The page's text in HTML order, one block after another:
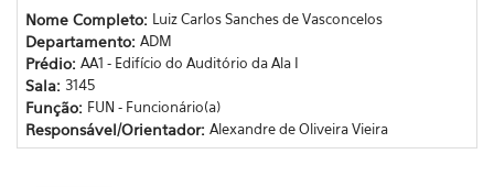
Nome Completo: Luiz Carlos Sanches de Vasconcelos
Departamento: ADM
Prédio: AA1 - Edifício do Auditório da Ala I
Sala: 3145
Função: FUN - Funcionário(a)
Responsável/Orientador: Alexandre de Oliveira Vieira